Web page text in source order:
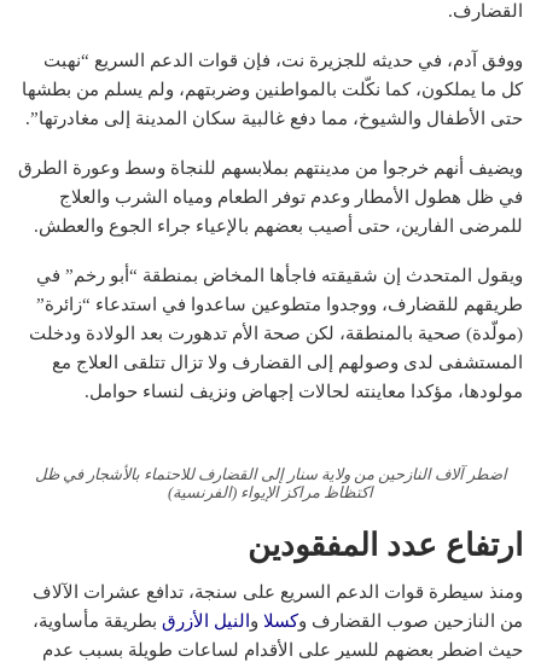
القضارف.
ووفق آدم، في حديثه للجزيرة نت، فإن قوات الدعم السريع “نهبت
كل ما يملكون، كما نكّلت بالمواطنين وضربتهم، ولم يسلم من بطشها
حتى الأطفال والشيوخ، مما دفع غالبية سكان المدينة إلى مغادرتها”.
ويضيف أنهم خرجوا من مدينتهم بملابسهم للنجاة وسط وعورة الطرق
في ظل هطول الأمطار وعدم توفر الطعام ومياه الشرب والعلاج
للمرضى الفارين، حتى أصيب بعضهم بالإعياء جراء الجوع والعطش.
ويقول المتحدث إن شقيقته فاجأها المخاض بمنطقة “أبو رخم” في
طريقهم للقضارف، ووجدوا متطوعين ساعدوا في استدعاء “زائرة”
(مولّدة) صحية بالمنطقة، لكن صحة الأم تدهورت بعد الولادة ودخلت
المستشفى لدى وصولهم إلى القضارف ولا تزال تتلقى العلاج مع
مولودها، مؤكدا معاينته لحالات إجهاض ونزيف لنساء حوامل.
اضطر آلاف النازحين من ولاية سنار إلى القضارف للاحتماء بالأشجار في ظل
اكتظاظ مراكز الإيواء (الفرنسية)
ارتفاع عدد المفقودين
ومنذ سيطرة قوات الدعم السريع على سنجة، تدافع عشرات الآلاف
من النازحين صوب القضارف وكسلا و النيل الأزرق بطريقة مأساوية،
حيث اضطر بعضهم للسير على الأقدام لساعات طويلة بسبب عدم